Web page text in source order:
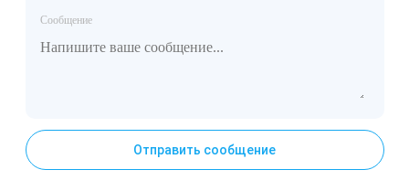
Сообщение
Отправить сообщение